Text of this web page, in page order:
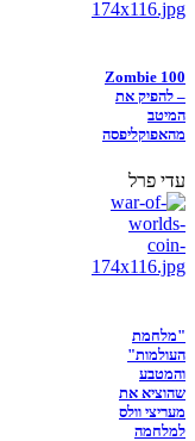
Zombie 100
– להפיק את
המיטב
מהאפוקליפסה
עדי פרל
"מלחמת
העולמות"
והמטבע
שהוציא את
מעריצי וולס
למלחמה